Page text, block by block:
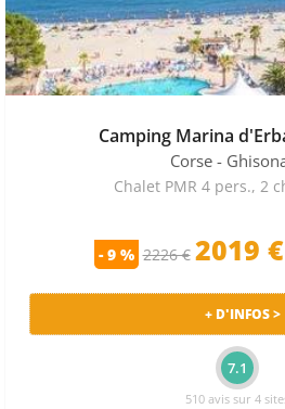
Camping Marina
Corse -
Chalet PMR 4 pers., 2
- 9 % 2226 € 2019 €
+ D'INFOS >
7.1
510 avis sur 4